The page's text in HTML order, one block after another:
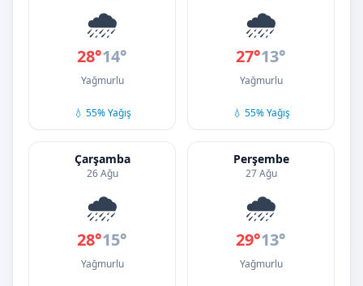
🌧️
28°14°
Yağmurlu
💧 55% Yağış
🌧️
27°13°
Yağmurlu
💧 55% Yağış
Çarşamba
26 Ağu
🌧️
28°15°
Yağmurlu
Perşembe
27 Ağu
🌧️
29°13°
Yağmurlu